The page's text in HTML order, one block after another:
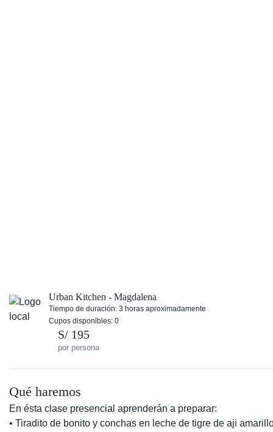
Urban Kitchen - Magdalena
Tiempo de duración: 3 horas aproximadamente
Cupos disponibles: 0
S/ 195
por persona
Qué haremos
En ésta clase presencial aprenderán a preparar:
• Tiradito de bonito y conchas en leche de tigre de aji